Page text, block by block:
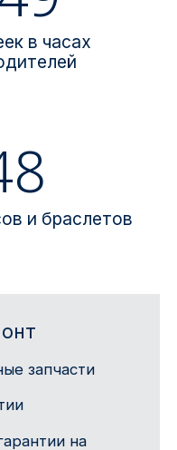
в часах
и браслетов
запчасти
на